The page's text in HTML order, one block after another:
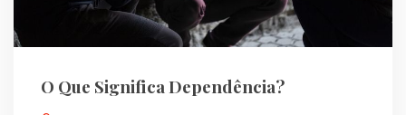
O Que Significa Dependência?